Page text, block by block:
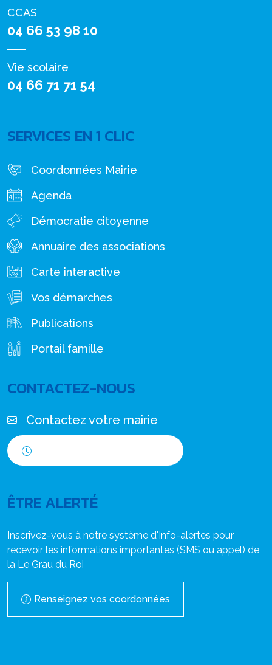
CCAS
04 66 53 98 10
Vie scolaire
04 66 71 71 54
SERVICES EN 1 CLIC
Coordonnées Mairie
Agenda
Démocratie citoyenne
Annuaire des associations
Carte interactive
Vos démarches
Publications
Portail famille
CONTACTEZ-NOUS
Contactez votre mairie
ÊTRE ALERTÉ
Inscrivez-vous à notre système d'Info-alertes pour
recevoir les informations importantes (SMS ou appel) de
la Le Grau du Roi
Renseignez vos coordonnées